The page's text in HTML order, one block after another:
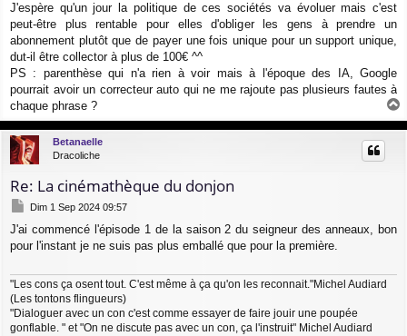
e
J'espère qu'un jour la politique de ces sociétés va évoluer mais c'est
peut-être plus rentable pour elles d'obliger les gens à prendre un
abonnement plutôt que de payer une fois unique pour un support unique,
dut-il être collector à plus de 100€ ^^
PS : parenthèse qui n'a rien à voir mais à l'époque des IA, Google
pourrait avoir un correcteur auto qui ne me rajoute pas plusieurs fautes à
chaque phrase ?
a
u
Betanaelle
Dracoliche
Re: La cinémathèque du donjon
M
s
s
g
e
Dim 1 Sep 2024 09:57
J'ai commencé l'épisode 1 de la saison 2 du seigneur des anneaux, bon
pour l'instant je ne suis pas plus emballé que pour la première.
"Les cons ça osent tout. C'est même à ça qu'on les reconnait."Michel Audiard
(Les tontons flingueurs)
"Dialoguer avec un con c'est comme essayer de faire jouir une poupée
gonflable. " et "On ne discute pas avec un con, ça l'instruit" Michel Audiard